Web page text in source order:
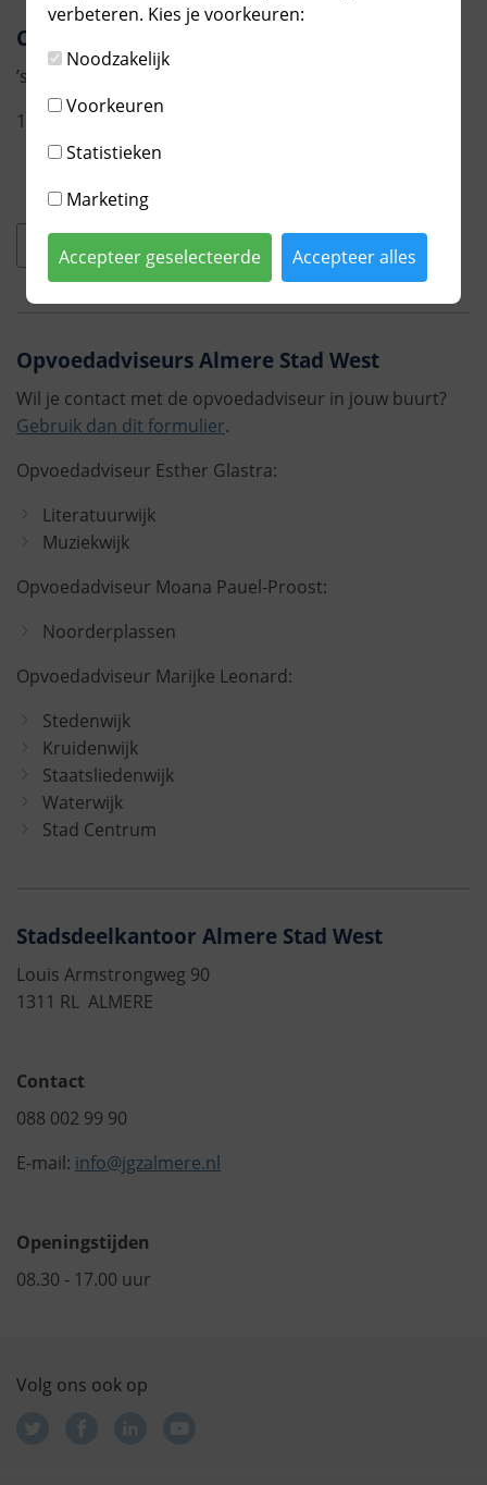
Consultatiebureau 0-4 jaar De Spil
’s Hertogenboschplein 1
1324 WB ALMERE
ALLES OVER DEZE LOCATIE
Opvoedadviseurs Almere Stad West
Wil je contact met de opvoedadviseur in jouw buurt?
Gebruik dan dit formulier.
Opvoedadviseur Esther Glastra:
Literatuurwijk
Muziekwijk
Opvoedadviseur Moana Pauel-Proost:
Noorderplassen
Opvoedadviseur Marijke Leonard:
Stedenwijk
Kruidenwijk
Staatsliedenwijk
Waterwijk
Stad Centrum
Stadsdeelkantoor Almere Stad West
Louis Armstrongweg 90
1311 RL ALMERE
Contact
088 002 99 90
E-mail: info@jgzalmere.nl
Openingstijden
08.30 - 17.00 uur
Volg ons ook op
verbeteren. Kies je voorkeuren:
Noodzakelijk
Voorkeuren
Statistieken
Marketing
Accepteer geselecteerde Accepteer alles